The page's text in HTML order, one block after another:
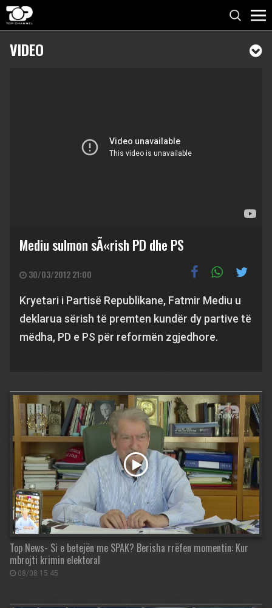
VIDEO
Mediu sulmon sÃ«rish PD dhe PS
30/03/2012 21:00
Kryetari i Partisë Republikane, Fatmir Mediu u
deklarua sërish të premten kundër dy partive të
mëdha, PD e PS për reformën zgjedhore.
Top News- Si e betejën me SPAK? Berisha rrëfen momentin: Kur
mbrojti krimin elektoral
08/08 15:45